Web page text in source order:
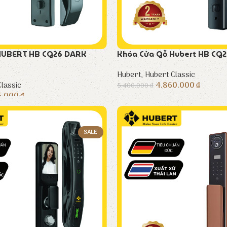
HB CG26 DARK
₫
Khóa Cửa Gỗ Hubert HB
Hubert,Hubert Classic
5.400.000₫4.860.000₫
SALE